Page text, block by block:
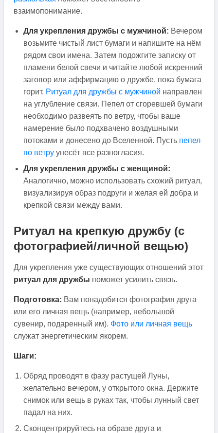
взаимопонимание.
Для укрепления дружбы с мужчиной: Вечером
возьмите чистый лист бумаги и напишите на нём
рядом свои имена. Затем подожгите записку от
пламени белой свечи и читайте любой искренний
заговор или аффирмацию о дружбе, пока бумага
горит. Ритуал для дружбы с мужчиной направлен
на углубление связи. Пепел от сгоревшей бумаги
необходимо развеять по ветру, чтобы ваше
намерение было подхвачено воздушными
потоками и донесено до Вселенной. Пусть пепел
по ветру унесёт все разногласия.
Для укрепления дружбы с женщиной:
Аналогично, можно использовать схожий ритуал,
визуализируя образ подруги и желая ей добра и
крепкой связи между вами.
Ритуал на крепкую дружбу (с
фотографией/личной вещью)
Для укрепления уже существующих отношений этот
ритуал для дружбы поможет усилить связь.
Подготовка: Вам понадобится фотография друга
или его личная вещь (например, небольшой
сувенир, подаренный им). Фото или личная вещь
служат энергетическим якорем.
Шаги:
Обряд проводят в фазу растущей Луны,
желательно вечером, у открытого окна. Держите
снимок или вещь в руках так, чтобы лунный свет
падал на них.
Сконцентрируйтесь на образе друга и